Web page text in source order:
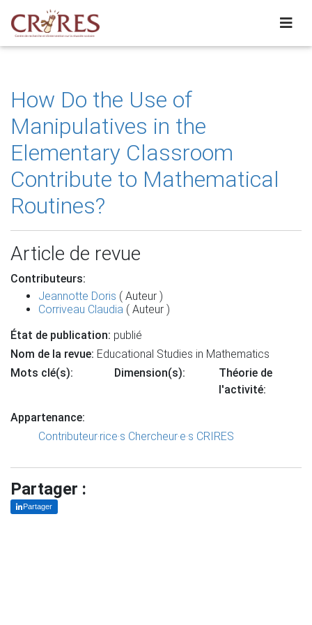
How Do the Use of
Manipulatives in the
Elementary Classroom
Contribute to Mathematical
Routines?
Article de revue
Contributeurs:
Jeannotte Doris ( Auteur )
Corriveau Claudia ( Auteur )
État de publication: publié
Nom de la revue: Educational Studies in Mathematics
Mots clé(s):
Dimension(s):
Théorie de
l'activité:
Appartenance:
Contributeur·rice·s Chercheur·e·s CRIRES
Partager :
Partager